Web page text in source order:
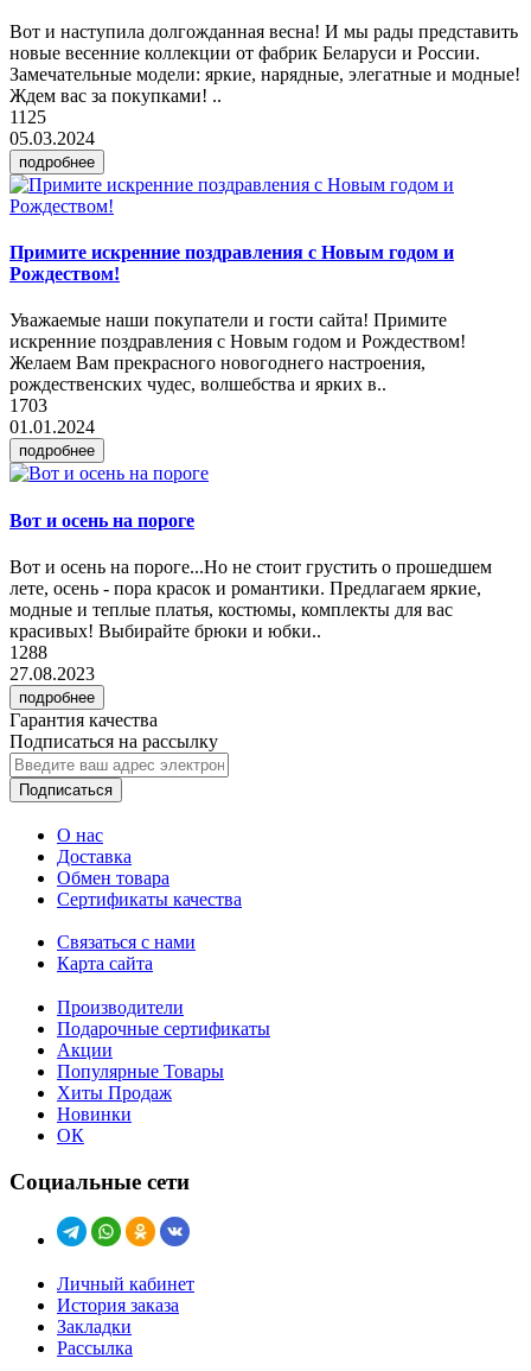
Вот и наступила долгожданная весна! И мы рады представить
новые весенние коллекции от фабрик Беларуси и России.
Замечательные модели: яркие, нарядные, элегатные и модные!
Ждем вас за покупками! ..
1125
05.03.2024
подробнее
Примите искренние поздравления с Новым годом и
Рождеством!
Уважаемые наши покупатели и гости сайта! Примите
искренние поздравления с Новым годом и Рождеством!
Желаем Вам прекрасного новогоднего настроения,
рождественских чудес, волшебства и ярких в..
1703
01.01.2024
подробнее
Вот и осень на пороге
Вот и осень на пороге...Но не стоит грустить о прошедшем
лете, осень - пора красок и романтики. Предлагаем яркие,
модные и теплые платья, костюмы, комплекты для вас
красивых! Выбирайте брюки и юбки..
1288
27.08.2023
подробнее
Гарантия качества
Подписаться на рассылку
Подписаться
О нас
Доставка
Обмен товара
Сертификаты качества
Связаться с нами
Карта сайта
Производители
Подарочные сертификаты
Акции
Популярные Товары
Хиты Продаж
Новинки
ОК
Социальные сети
Личный кабинет
История заказа
Закладки
Рассылка